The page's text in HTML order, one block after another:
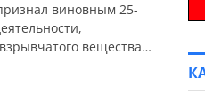
виновным 25-
вещества